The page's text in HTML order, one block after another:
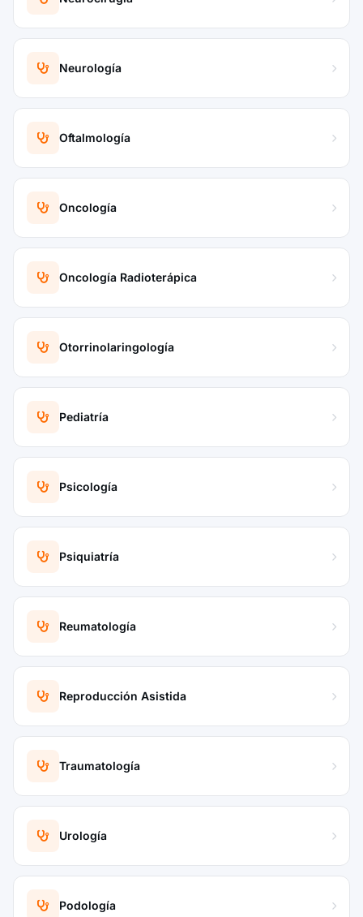
Neurología
Oftalmología
Oncología
Oncología Radioterápica
Otorrinolaringología
Pediatría
Psicología
Psiquiatría
Reumatología
Reproducción Asistida
Traumatología
Urología
Podología